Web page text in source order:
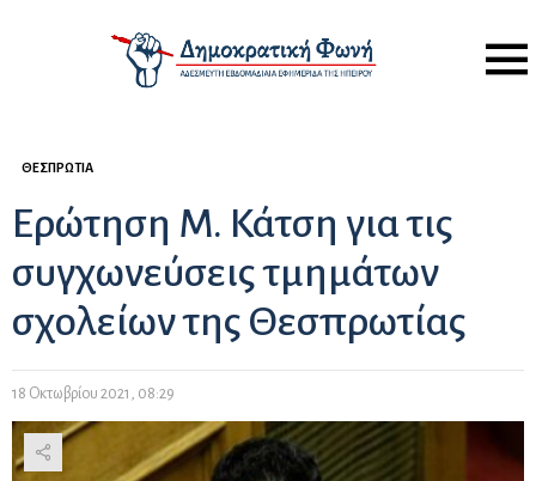
Menu
ΘΕΣΠΡΩΤΊΑ
Ερώτηση Μ. Κάτση για τις
συγχωνεύσεις τμημάτων
σχολείων της Θεσπρωτίας
18 Οκτωβρίου 2021, 08:29